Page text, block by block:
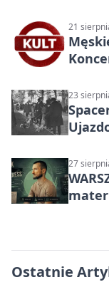
21
23
27
Ostatnie